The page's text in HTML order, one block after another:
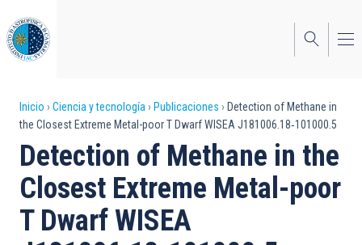
al
contenido
principal
Sobrescribir
enlaces
de
ayuda
a
Inicio Ciencia y tecnología Publicaciones
Detection of Methane in
the Closest Extreme Metal-poor T Dwarf WISEA J181006.18‑101000.5
Detection of Methane in the
Closest Extreme Metal-poor
T Dwarf WISEA